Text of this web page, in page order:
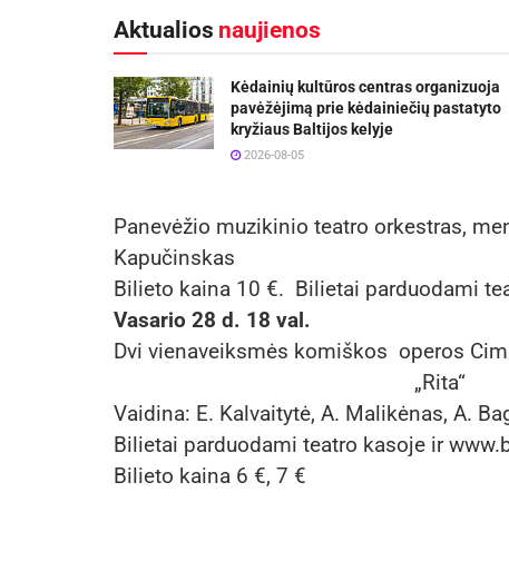
Aktualios naujienos
Kėdainių kultūros centras organizuoja
pavėžėjimą prie kėdainiečių pastatyto
kryžiaus Baltijos kelyje
2026-08-05
Panevėžio muzikinio teatro orkestras,
Kapučinskas
Bilieto kaina 10 €. Bilietai parduodami
Vasario 28 d. 18 val.
Dvi vienaveiksmės komiškos operos
„Rita“
Vaidina: E. Kalvaitytė, A. Malikėnas, A.
Bilietai parduodami teatro kasoje ir
Bilieto kaina 6 €, 7 €